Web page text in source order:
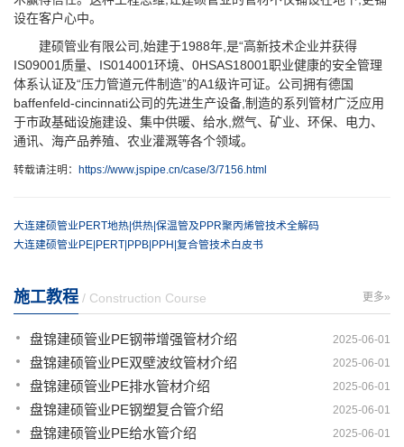
设在客户心中。
建硕管业有限公司,始建于1988年,是“高新技术企业并获得
IS09001质量、IS014001环境、0HSAS18001职业健康的安全管理
体系认证及“压力管道元件制造”的A1级许可证。公司拥有德国
baffenfeld-cincinnati公司的先进生产设备,制造的系列管材广泛应用
于市政基础设施建设、集中供暖、给水,燃气、矿业、环保、电力、
通讯、海产品养殖、农业灌溉等各个领域。
转载请注明： https://www.jspipe.cn/case/3/7156.html
大连建硕管业PERT地热|供热|保温管及PPR聚丙烯管技术全解码
大连建硕管业PE|PERT|PPB|PPH|复合管技术白皮书
更多»
施工教程 / Construction Course
2025-06-01
盘锦建硕管业PE钢带增强管材介绍
2025-06-01
盘锦建硕管业PE双壁波纹管材介绍
2025-06-01
盘锦建硕管业PE排水管材介绍
2025-06-01
盘锦建硕管业PE钢塑复合管介绍
2025-06-01
盘锦建硕管业PE给水管介绍